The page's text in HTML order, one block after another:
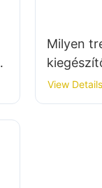
Milyen
View Details